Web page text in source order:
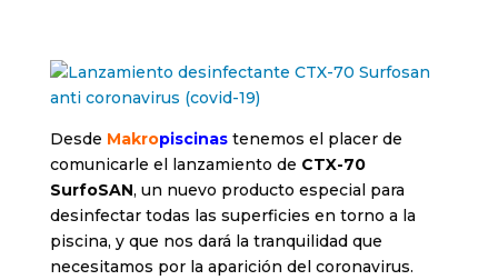
Desde Makropiscinastenemos el placer de
comunicarle el lanzamiento de CTX-70
SurfoSAN, un nuevo producto especial para
desinfectar todas las superficies en torno a la
piscina, y que nos dará la tranquilidad que
necesitamos por la aparición del coronavirus.